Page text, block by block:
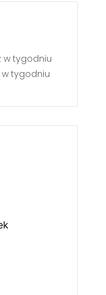
w tygodniu
w tygodniu (dla